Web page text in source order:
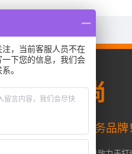
齐家典尚
旗下一站式整装服务品牌
注，当前客服人员不在
一下您的信息，我们会
。